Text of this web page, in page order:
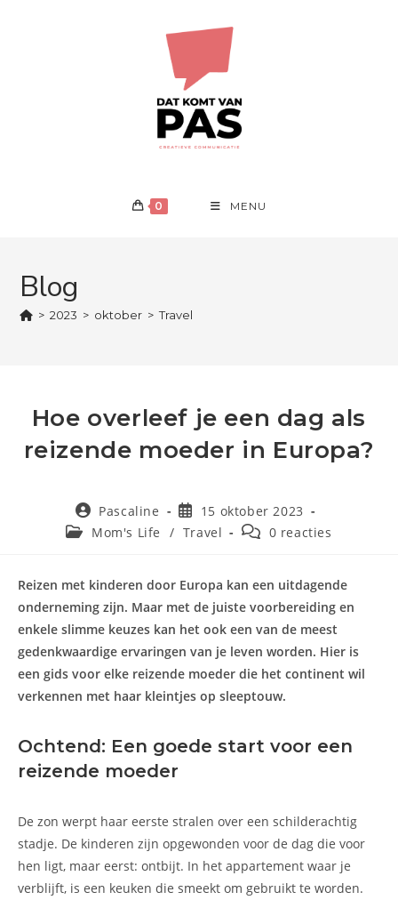
0 MENU
Blog
> 2023 > oktober > Travel
Hoe overleef je een dag als
reizende moeder in Europa?
Bericht
auteur:
Pascaline
Bericht
gepubliceerd
15 oktober 2023
Berichtcategorie:
Mom's Life / Travel
Bericht0 reacties
Reizen met kinderen door Europa kan een uitdagende
onderneming zijn. Maar met de juiste voorbereiding en
enkele slimme keuzes kan het ook een van de meest
gedenkwaardige ervaringen van je leven worden. Hier is
een gids voor elke reizende moeder die het continent wil
verkennen met haar kleintjes op sleeptouw.
Ochtend: Een goede start voor een
reizende moeder
De zon werpt haar eerste stralen over een schilderachtig
stadje. De kinderen zijn opgewonden voor de dag die voor
hen ligt, maar eerst: ontbijt. In het appartement waar je
verblijft, is een keuken die smeekt om gebruikt te worden.